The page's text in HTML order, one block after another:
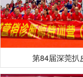
第84届深莞扒